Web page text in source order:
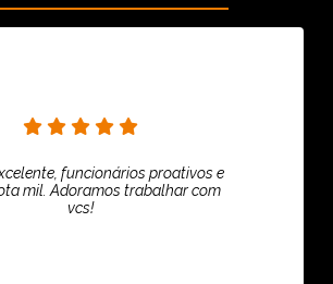
funcionários proativos e
mil. Adoramos trabalhar com
vcs!